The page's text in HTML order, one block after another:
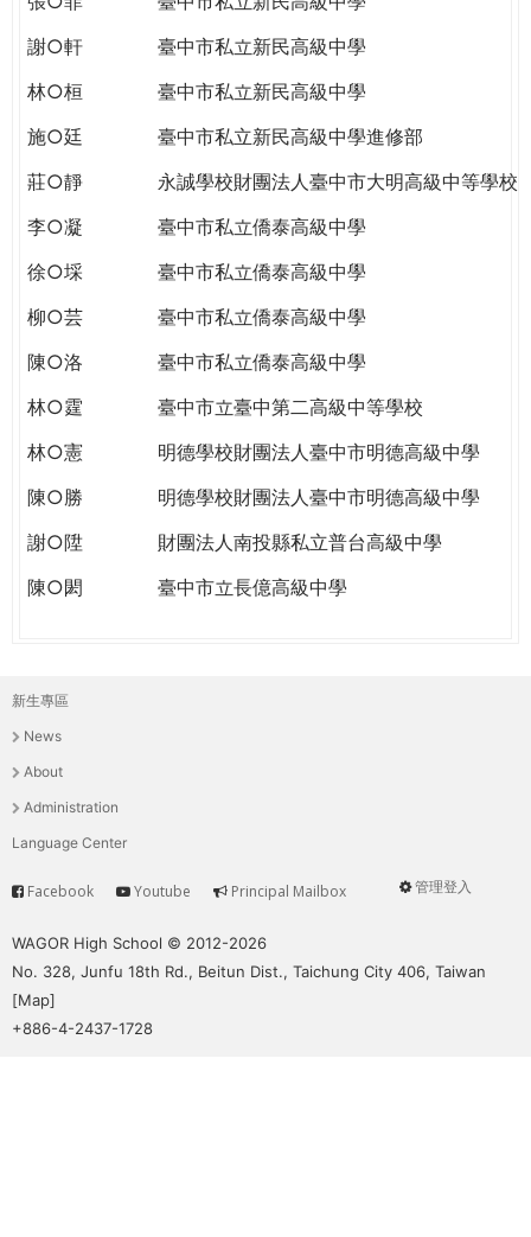
謝○軒
臺中市私立新民高級中學
林○桓
臺中市私立新民高級中學
施○廷
臺中市私立新民高級中學進修部
莊○靜
永誠學校財團法人臺中市大明高級中等學校
李○凝
臺中市私立僑泰高級中學
徐○埰
臺中市私立僑泰高級中學
柳○芸
臺中市私立僑泰高級中學
陳○洛
臺中市私立僑泰高級中學
林○霆
臺中市立臺中第二高級中等學校
林○憲
明德學校財團法人臺中市明德高級中學
陳○勝
明德學校財團法人臺中市明德高級中學
謝○陞
財團法人南投縣私立普台高級中學
陳○閎
臺中市立長億高級中學
主
選
單
新生專區
News
About
Administration
Language Center
User
管理登入
Service
Facebook Youtube Principal Mailbox
WAGOR High School © 2012-2026
No. 328, Junfu 18th Rd., Beitun Dist., Taichung City 406, Taiwan
[Map]
+886-4-2437-1728